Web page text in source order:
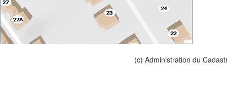
(c) Administration du